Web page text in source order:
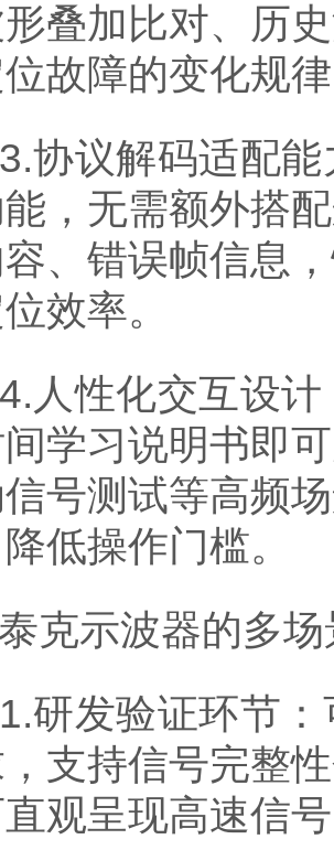
叠加比对、历
故障的变化规
议解码适配能
，无需额外搭
、错误帧信息
效率。
性化交互设计
学习说明书即
号测试等高频
低操作门槛。
示波器的多场
发验证环节：
支持信号完整
观呈现高速信